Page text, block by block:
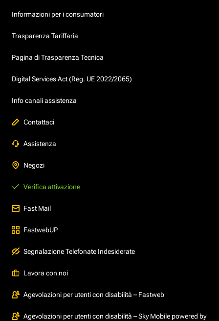
Informazioni per i consumatori
Trasparenza Tariffaria
Pagina di Trasparenza Tecnica
Digital Services Act (Reg. UE 2022/2065)
Info canali assistenza
Contattaci
Assistenza
Negozi
Verifica attivazione
Fast Mail
FastwebUP
Segnalazione Telefonate Indesiderate
Lavora con noi
Agevolazioni per utenti con disabilità – Fastweb
Agevolazioni per utenti con disabilità – Sky Mobile powered by